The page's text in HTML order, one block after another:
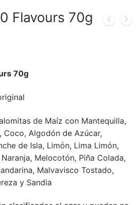
Flavours 70g
70g
de Maíz con Mantequilla,
Coco, Algodón de Azúcar,
de Isla, Limón, Lima Limón,
Melocotón, Piña Colada,
Malvavisco Tostado,
y Sandia